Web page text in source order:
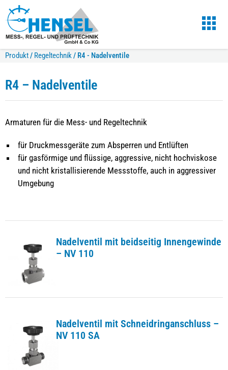
Produkt/ Regeltechnik/ R4 - Nadelventile
R4 – Nadelventile
Armaturen für die Mess- und Regeltechnik
für Druckmessgeräte zum Absperren und Entlüften
für gasförmige und flüssige, aggressive, nicht hochviskose
und nicht kristallisierende Messstoffe, auch in aggressiver
Umgebung
Nadelventil mit beidseitig Innengewinde
– NV 110
Nadelventil mit Schneidringanschluss –
NV 110 SA